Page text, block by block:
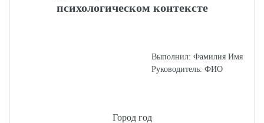
психологическом контексте
Выполнил: Фамилия Имя
Руководитель: ФИО
Город год